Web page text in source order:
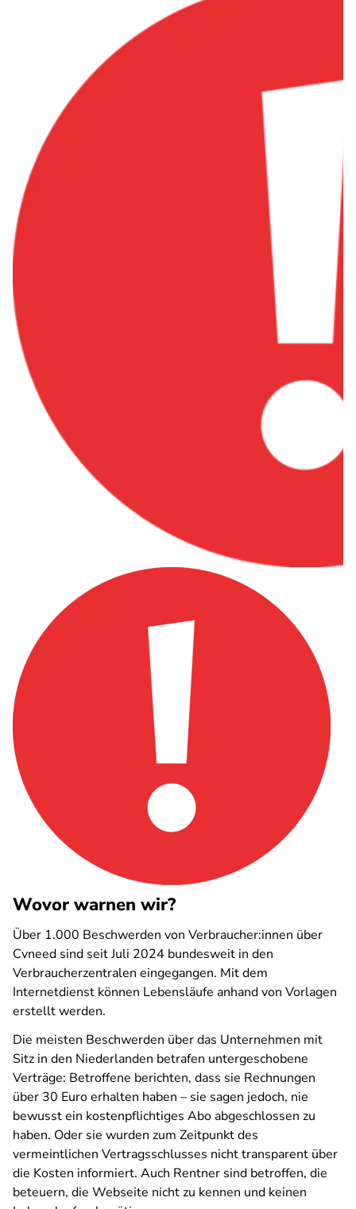
Wovor warnen wir?
Über 1.000 Beschwerden von Verbraucher:innen über
Cvneed sind seit Juli 2024 bundesweit in den
Verbraucherzentralen eingegangen. Mit dem
Internetdienst können Lebensläufe anhand von Vorlagen
erstellt werden.
Die meisten Beschwerden über das Unternehmen mit
Sitz in den Niederlanden betrafen untergeschobene
Verträge: Betroffene berichten, dass sie Rechnungen
über 30 Euro erhalten haben – sie sagen jedoch, nie
bewusst ein kostenpflichtiges Abo abgeschlossen zu
haben. Oder sie wurden zum Zeitpunkt des
vermeintlichen Vertragsschlusses nicht transparent über
die Kosten informiert. Auch Rentner sind betroffen, die
beteuern, die Webseite nicht zu kennen und keinen